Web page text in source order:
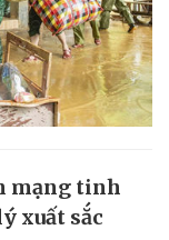
mạng tinh
xuất sắc